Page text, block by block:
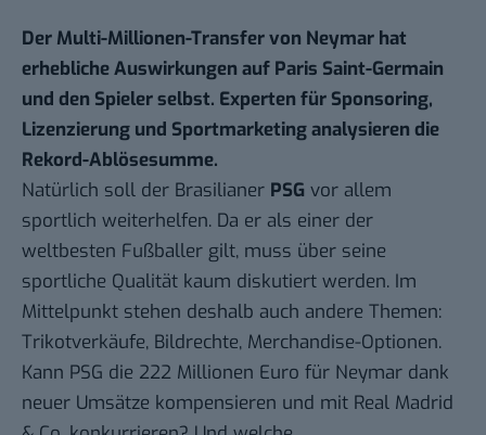
Der Multi-Millionen-Transfer von Neymar hat
erhebliche Auswirkungen auf Paris Saint-Germain
und den Spieler selbst. Experten für Sponsoring,
Lizenzierung und Sportmarketing analysieren die
Rekord-Ablösesumme.
Natürlich soll der Brasilianer PSG vor allem
sportlich weiterhelfen. Da er als einer der
weltbesten Fußballer gilt, muss über seine
sportliche Qualität kaum diskutiert werden. Im
Mittelpunkt stehen deshalb auch andere Themen:
Trikotverkäufe, Bildrechte, Merchandise-Optionen.
Kann PSG die 222 Millionen Euro für Neymar dank
neuer Umsätze kompensieren und mit Real Madrid